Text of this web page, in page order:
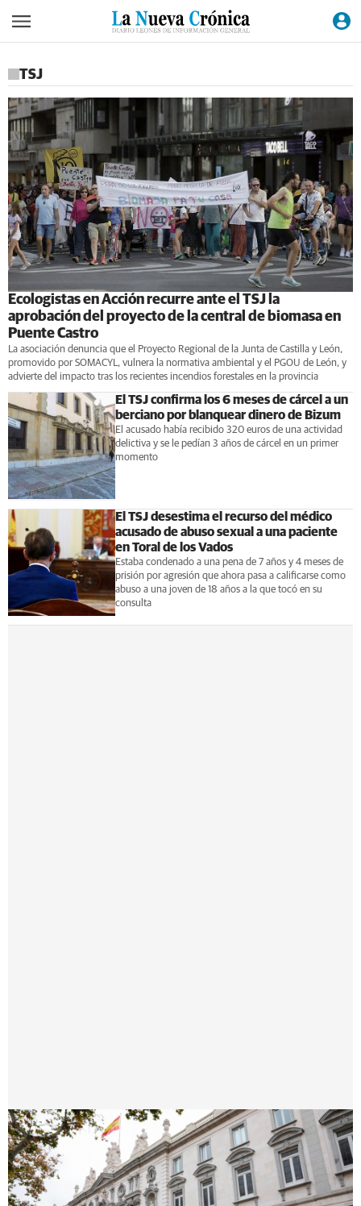
TSJ
Ecologistas en Acción recurre ante el TSJ la
aprobación del proyecto de la central de biomasa en
Puente Castro
La asociación denuncia que el Proyecto Regional de la Junta de Castilla y León,
promovido por SOMACYL, vulnera la normativa ambiental y el PGOU de León, y
advierte del impacto tras los recientes incendios forestales en la provincia
El TSJ confirma los 6 meses de cárcel a un
berciano por blanquear dinero de Bizum
El acusado había recibido 320 euros de una actividad
delictiva y se le pedían 3 años de cárcel en un primer
momento
El TSJ desestima el recurso del médico
acusado de abuso sexual a una paciente
en Toral de los Vados
Estaba condenado a una pena de 7 años y 4 meses de
prisión por agresión que ahora pasa a calificarse como
abuso a una joven de 18 años a la que tocó en su
consulta